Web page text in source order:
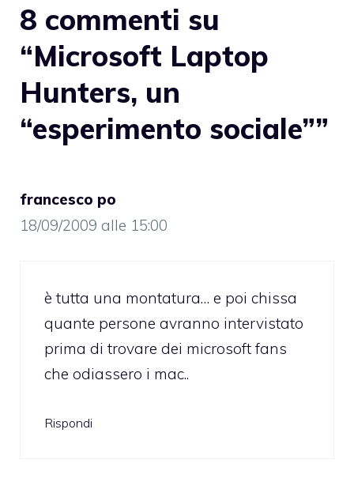
8 commenti su
“Microsoft Laptop
Hunters, un
“esperimento sociale””
francesco po
18/09/2009 alle 15:00
è tutta una montatura… e poi chissa
quante persone avranno intervistato
prima di trovare dei microsoft fans
che odiassero i mac..
Rispondi